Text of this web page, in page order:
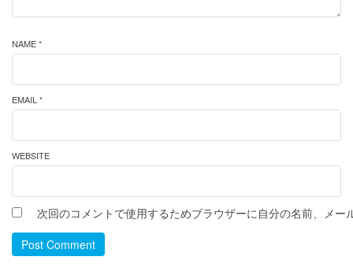
NAME *
EMAIL *
WEBSITE
次回のコメントで使用するためブラウザーに自分の名前、メー
Post Comment